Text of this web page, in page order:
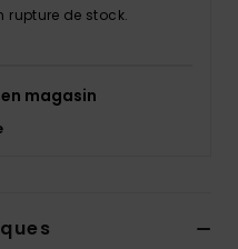
rupture de stock.
magasin